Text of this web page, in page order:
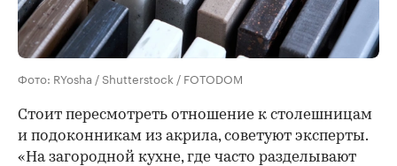
Фото: RYosha / Shutterstock / FOTODOM
Стоит пересмотреть отношение к столешницам
и подоконникам из акрила, советуют эксперты.
«На загородной кухне, где часто разделывают